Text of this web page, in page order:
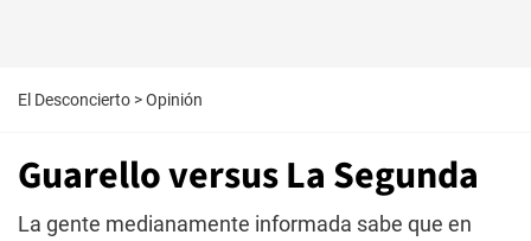
El Desconcierto >Opinión
Guarello versus La Segunda
La gente medianamente informada sabe que en